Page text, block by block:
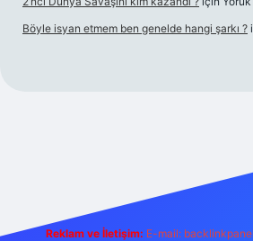
Böyle isyan etmem ben genelde hangi şarkı ?
Reklam ve İletişim: E-mail: